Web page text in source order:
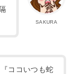
SAKURA
ココいつも蛇